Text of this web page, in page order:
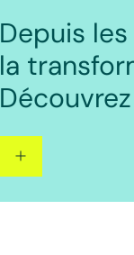
Depuis
la